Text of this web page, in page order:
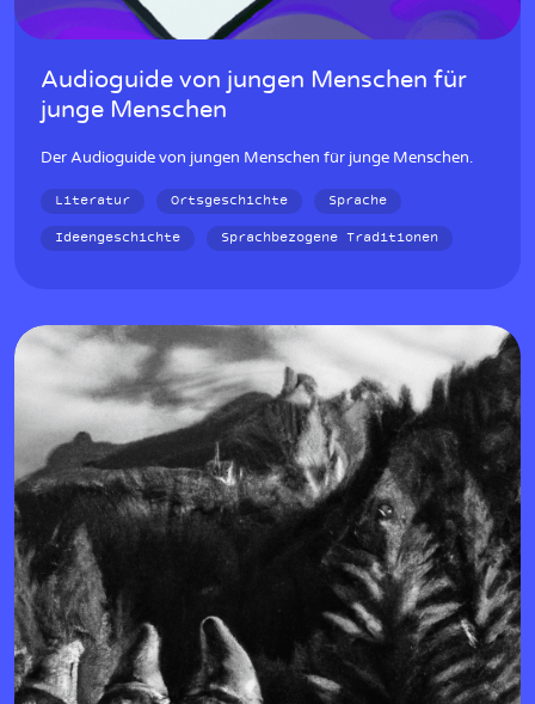
Audioguide von jungen Menschen für
junge Menschen
Der Audioguide von jungen Menschen für junge Menschen.
Literatur Ortsgeschichte
Sprache
Ideengeschichte
Sprachbezogene Traditionen